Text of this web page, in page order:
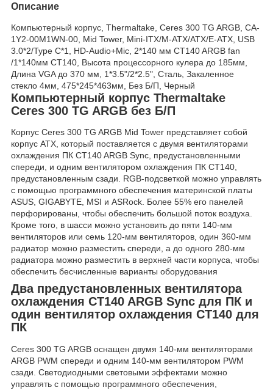
Описание
Компьютерный корпус, Thermaltake, Ceres 300 TG ARGB, CA-
1Y2-00M1WN-00, Mid Tower, Mini-ITX/M-ATX/ATX/E-ATX, USB
3.0*2/Type C*1, HD-Audio+Mic, 2*140 мм CT140 ARGB fan
/1*140мм CT140, Высота процессорного кулера до 185мм,
Длина VGA до 370 мм, 1*3.5"/2*2.5", Сталь, Закаленное
стекло 4мм, 475*245*463мм, Без Б/П, Черный
Компьютерный корпус Thermaltake
Ceres 300 TG ARGB без Б/П
Корпус Ceres 300 TG ARGB Mid Tower представляет собой
корпус ATX, который поставляется с двумя вентиляторами
охлаждения ПК CT140 ARGB Sync, предустановленными
спереди, и одним вентилятором охлаждения ПК CT140,
предустановленным сзади. RGB-подсветкой можно управлять
с помощью программного обеспечения материнской платы
ASUS, GIGABYTE, MSI и ASRock. Более 55% его панелей
перфорированы, чтобы обеспечить большой поток воздуха.
Кроме того, в шасси можно установить до пяти 140-мм
вентиляторов или семь 120-мм вентиляторов, один 360-мм
радиатор можно разместить спереди, а до одного 280-мм
радиатора можно разместить в верхней части корпуса, чтобы
обеспечить бесчисленные варианты оборудования
Два предустановленных вентилятора
охлаждения CT140 ARGB Sync для ПК и
один вентилятор охлаждения CT140 для
ПК
Ceres 300 TG ARGB оснащен двумя 140-мм вентиляторами
ARGB PWM спереди и одним 140-мм вентилятором PWM
сзади. Светодиодными световыми эффектами можно
управлять с помощью программного обеспечения,